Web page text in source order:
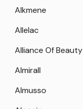
Alkmene
Allelac
Alliance Of Beauty
Almirall
Almusso